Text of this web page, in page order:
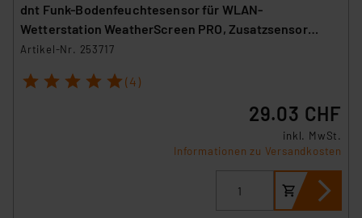
dnt Funk-Bodenfeuchtesensor für WLAN-
Wetterstation WeatherScreen PRO, Zusatzsensor
DNT000019
Artikel-Nr. 253717
1 2 3 4 5 (4)
29.03 CHF
inkl. MwSt.
Informationen zu Versandkosten